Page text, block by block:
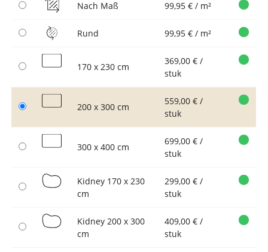
Nach Maß 99,95 € / m²
Rund 99,95 € / m²
170 x 230 cm
369,00 € /
stuk
200 x 300 cm
559,00 € /
stuk
300 x 400 cm
699,00 € /
stuk
Kidney 170 x 230
cm
299,00 € /
stuk
Kidney 200 x 300
cm
409,00 € /
stuk